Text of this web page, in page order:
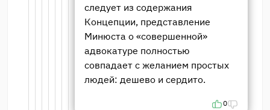
следует из содержания
Концепции, представление
Минюста о «совершенной»
адвокатуре полностью
совпадает с желанием простых
людей: дешево и сердито.
0